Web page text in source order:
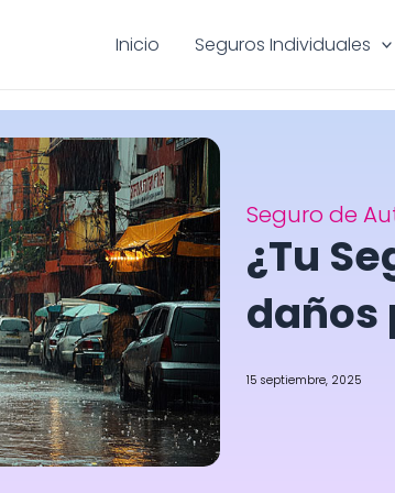
Inicio Seguros Individuales
Seguro de
¿Tu
daños
15 septiembre, 2025